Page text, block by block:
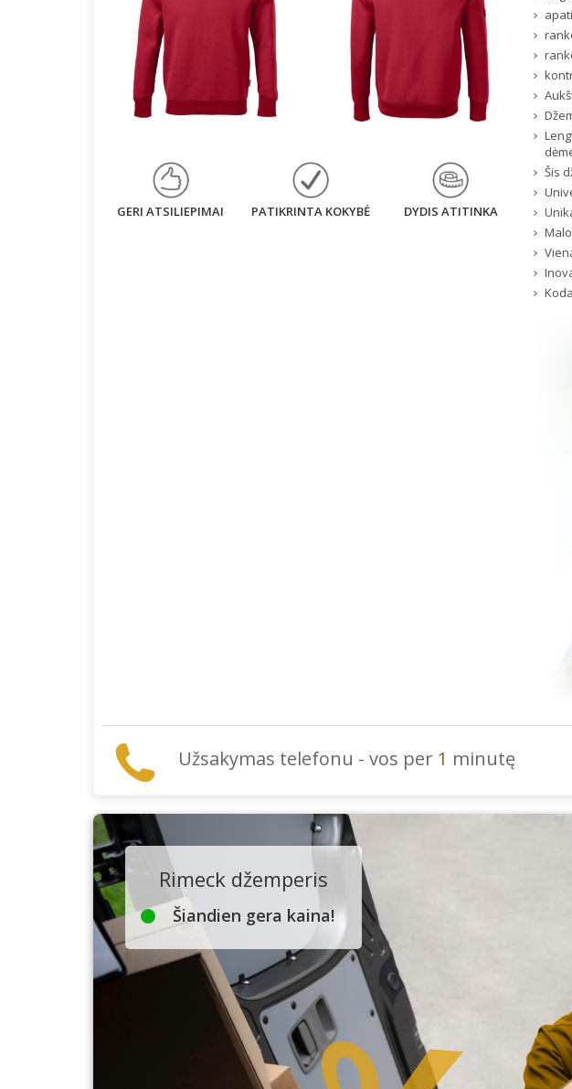
GERI ATSILIEPIMAI PATIKRINTA KOKYBĖ DYDIS ATITINKA
Šis
Užsakymas telefonu - vos per 1 minutę
Rimeck džemperis
Šiandien gera kaina!